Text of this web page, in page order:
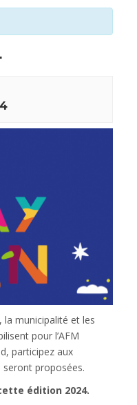
la municipalité et les
pour l’AFM
participez aux
proposées.
édition 2024.